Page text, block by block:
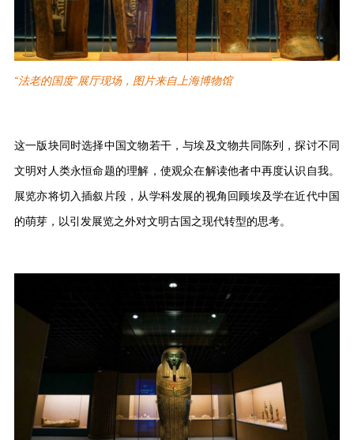
“法老的国度”展厅现场，图片来自上海博物馆
这一版块同时选择中国文物若干，与埃及文物共同陈列，探讨不同
文明对人类永恒命题的理解，使观众在解读他者中再度认识自我。
展览亦将切入插叙片段，从学科发展的视角回顾埃及学在近代中国
的萌芽，以引发展览之外对文明古国之现代转型的思考。